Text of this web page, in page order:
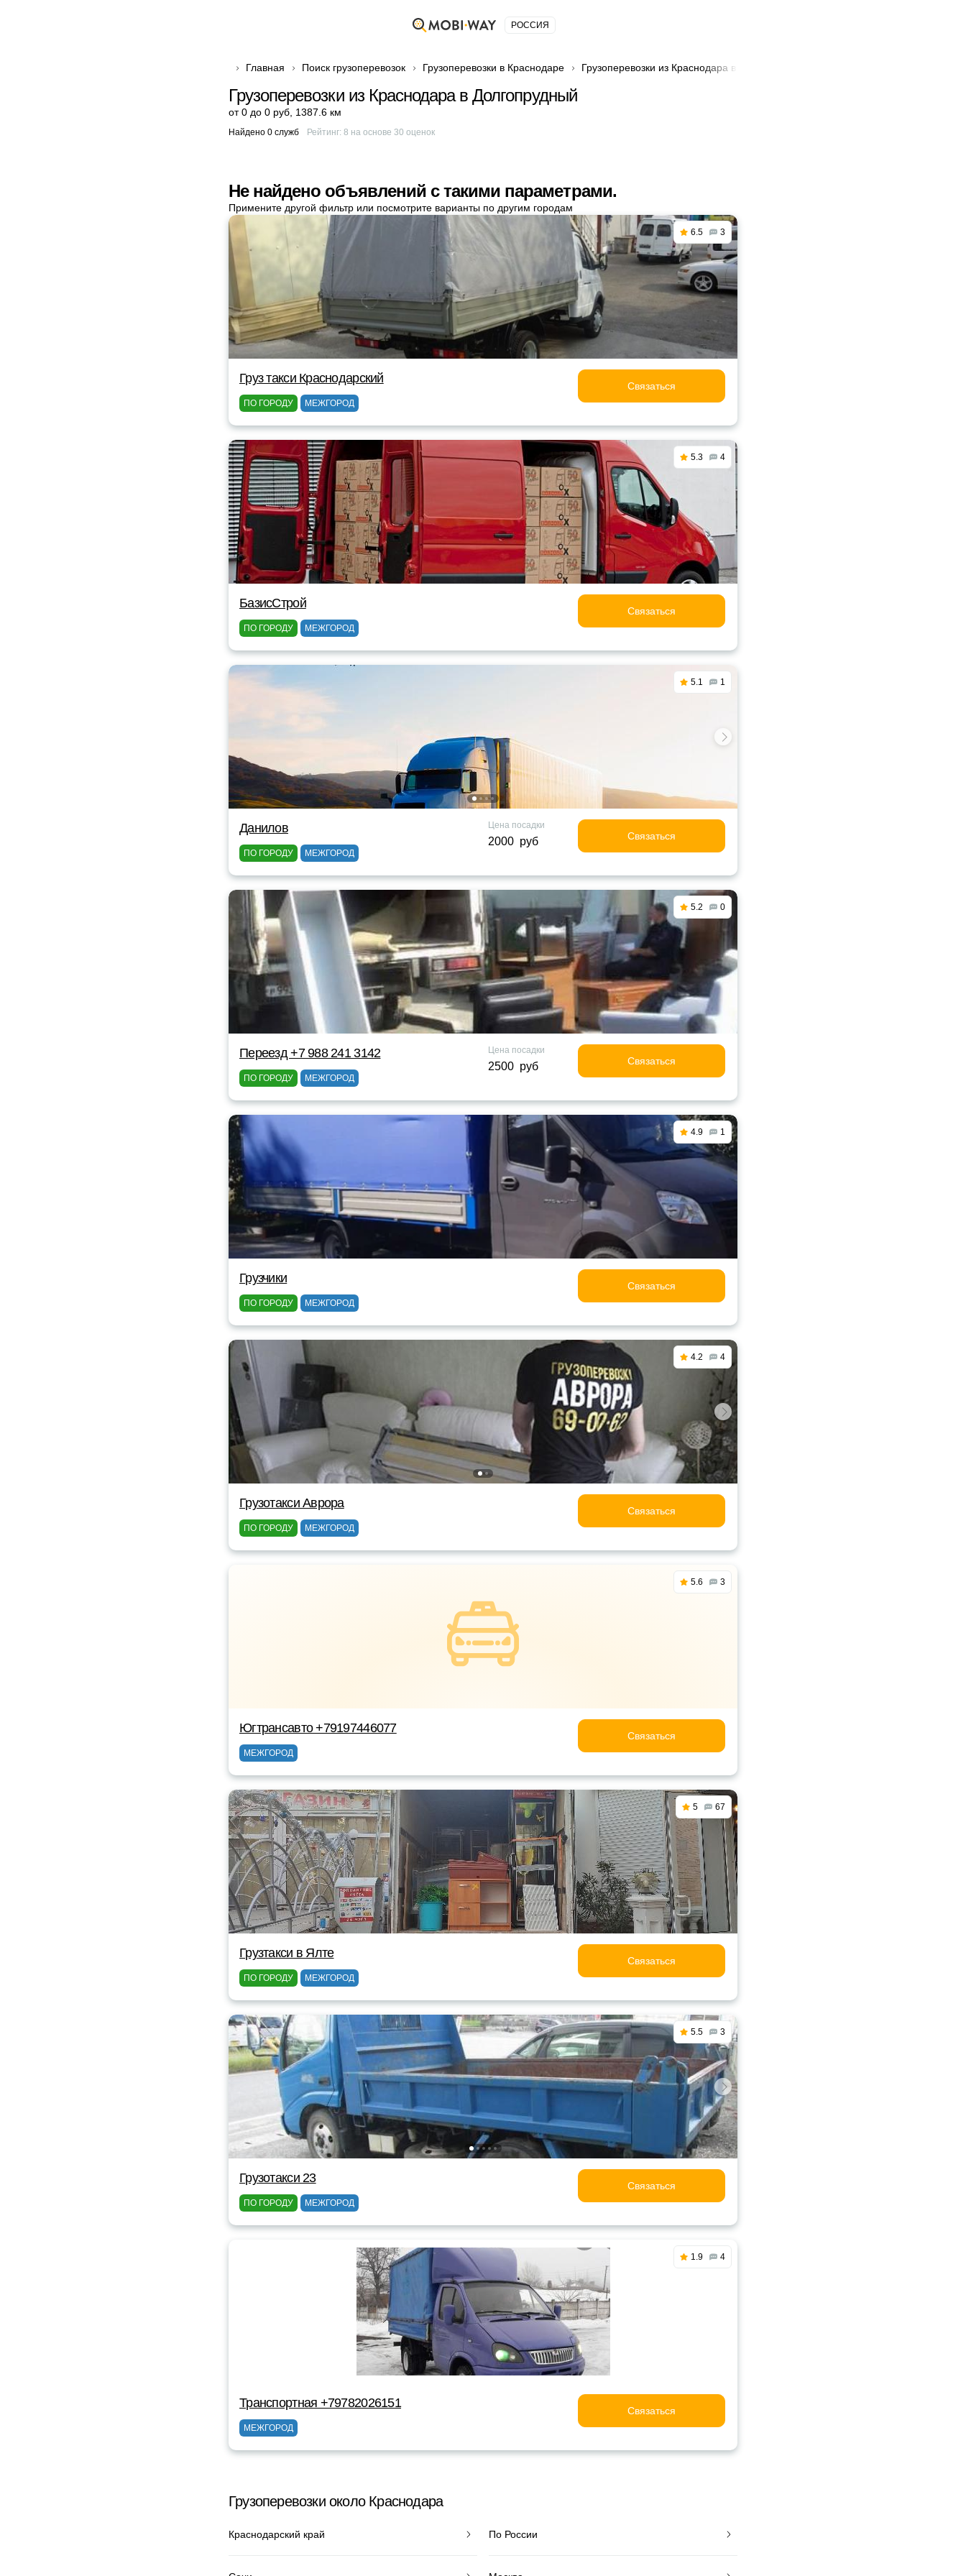
РОССИЯ
Главная Поиск грузоперевозок Грузоперевозки в Краснодаре Грузоперевозки из Краснодара в Долгопрудный
Грузоперевозки из Краснодара в Долгопрудный
от 0 до 0 руб 1387.6 км
Найдено 0 служб Рейтинг: 8 на основе 30 оценок
Не найдено объявлений с такими параметрами.
Примените другой фильтр или посмотрите варианты по другим городам
6.5 3
Груз такси Краснодарский
ПО ГОРОДУ МЕЖГОРОД
Связаться
5.3 4
БазисСтрой
ПО ГОРОДУ МЕЖГОРОД
Связаться
5.1 1
Данилов
ПО ГОРОДУ МЕЖГОРОД
Цена посадки
2000 руб Связаться
5.2 0
Переезд +7 988 241 3142
ПО ГОРОДУ МЕЖГОРОД
Цена посадки
2500 руб Связаться
4.9 1
Грузчики
ПО ГОРОДУ МЕЖГОРОД
Связаться
4.2 4
Грузотакси Аврора
ПО ГОРОДУ МЕЖГОРОД
Связаться
5.6 3
Югтрансавто +79197446077
МЕЖГОРОД
Связаться
5 67
Грузтакси в Ялте
ПО ГОРОДУ МЕЖГОРОД
Связаться
5.5 3
Грузотакси 23
ПО ГОРОДУ МЕЖГОРОД
Связаться
1.9 4
Транспортная +79782026151
МЕЖГОРОД
Связаться
Грузоперевозки около Краснодара
Краснодарский край По России